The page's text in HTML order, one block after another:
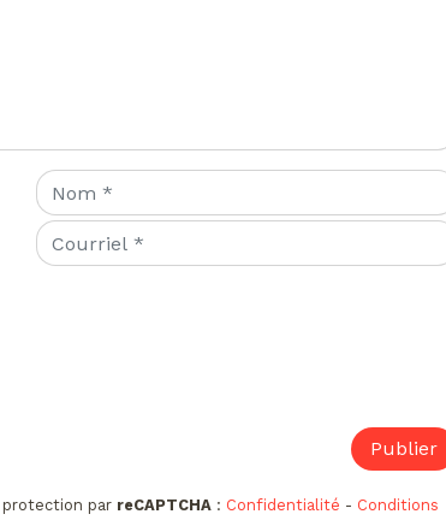
protection par reCAPTCHA : Confidentialité - Conditions